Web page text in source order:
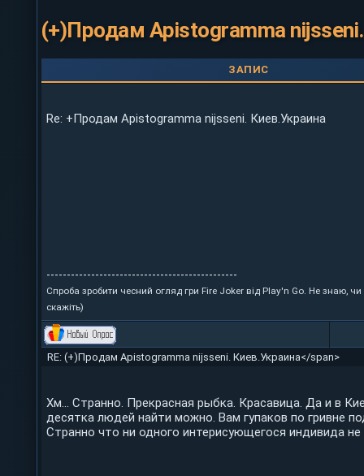
(+)Продам Apistogramma
ЗАПИС
Re: +Продам Apistogramma nijsseni. Киев.Украина
-----------------------------------------------
Спроба зробити чесний огляд гри Fire Joker від Play'n Go. Не знаю,
скажіть)
RE: (+)Продам Apistogramma nijsseni. Киев.Украина</span>
Хм... Странно. Прекрасная рыбка. Красавица. Да и в
десятка людей найти можно. Вам гупаков по гривне
Странно что ни одного интерисующегося индивида